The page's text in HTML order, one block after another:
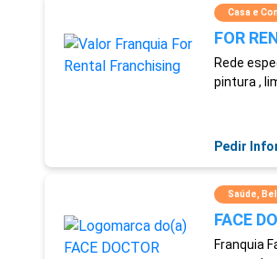
Casa e
FOR
Rede
pintura ,
Pedir
Saúde,
FACE
Franquia